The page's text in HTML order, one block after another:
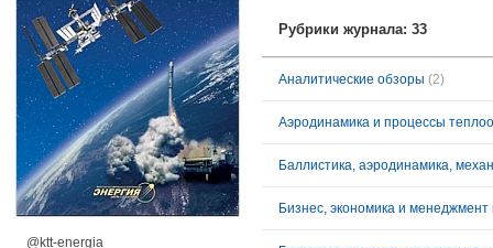
@ktt-energia
Рубрики журнала: 33
Аналитические обзоры (2)
Аэродинамика и процессы
Баллистика, аэродинамика,